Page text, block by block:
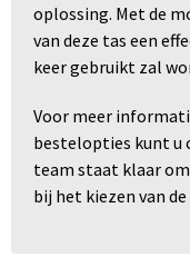
oplossing. Met de
van deze tas een
keer gebruikt zal
Voor meer
bestelopties kunt u
team staat klaar
bij het kiezen van